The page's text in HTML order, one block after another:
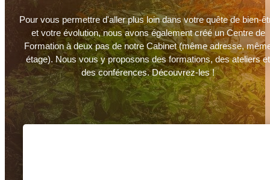
Pour vous permettre d'aller plus loin dans votre quête de bien-
et votre évolution, nous avons également créé un Centre de
Formation à deux pas de notre Cabinet (même adresse,
étage). Nous vous y proposons des formations, des ateliers et
des conférences. Découvrez-les !